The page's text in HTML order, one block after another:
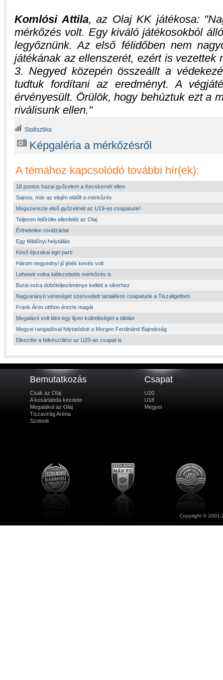
Komlósi Attila, az Olaj KK játékosa:
mérkőzés volt. Egy kiváló játékosokból
legyőznünk. Az első félidőben nem
játékának az ellenszerét, ezért is vezettek
3. Negyed közepén összeállt a
tudtuk fordítani az eredményt. A
érvényesült. Örülök, hogy behúztuk ezt a
riválisunk ellen.
Statisztika
Képgaléria a mérkőzésről
A témához kapcsolódó további hír(ek):
18 pontos hazai győzelem a Kecskemét ellen
Sajnos, már az elején eldőlt a mérkőzés
Megszerezte első győzelmét az U19-es csapatunk!
Teljesen felőrölte ellenfelét az Olaj
Érthetetlen rövidzárlat
Egy félidőnyi helytállás
Késő éjszakai egri parti
Három negyednyi jó jéték kevés volt
Lehetett volna kiélezettebb mérkőzés is
Burai extra dobóteljesítménye kellett a sikerhez
Nagyarányú vereséget szenvedett tartalékos csapatunk a Tiszaligetben
Frank Áron otthon érezte magát
Megalázó volt látni egy ilyen különbséget a táblán
Megyei rangadóval folytatódott a Morgen Ferdinánd Bajnokság
Elkezdte a felkészülést az U20-as csapat is
Bemutatkozás
Csak az Olaj
A kosárlabda kezdete
Megalakul az Olaj
Tiszavirág Aréna
Szolnok
Csapat
U20
U18
Megyei
Copyright ©